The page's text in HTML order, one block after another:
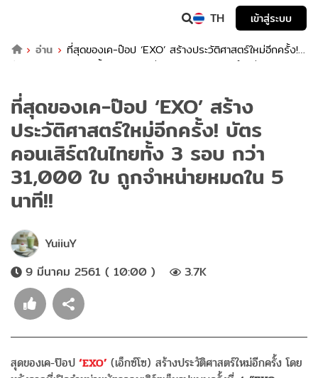
TH
เข้าสู่ระบบ
อ่าน
ที่สุดของเค-ป๊อป ‘EXO’ สร้างประวัติศาสตร์ใหม่อีกครั้ง!
บัตรคอนเสิร์ตในไทยทั้ง 3 รอบ กว่า 31,000 ใบ ถูกจำหน่ายหมดใน 5
ที่สุดของเค-ป๊อป ‘EXO’ สร้าง
ประวัติศาสตร์ใหม่อีกครั้ง! บัตร
คอนเสิร์ตในไทยทั้ง 3 รอบ กว่า
31,000 ใบ ถูกจำหน่ายหมดใน 5
นาที!!
YuiiuY
9 มีนาคม 2561 ( 10:00 )
3.7K
สุดของเค-ป๊อป ‘EXO’ (เอ็กซ์โซ) สร้างประวัติศาสตร์ใหม่อีกครั้ง โดย